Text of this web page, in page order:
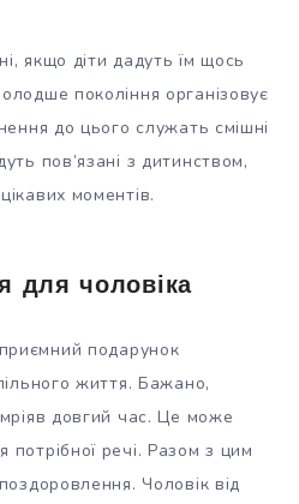
якщо діти дадуть їм щось
покоління організовує
до цього служать смішні
пов’язані з дитинством,
моментів.
для чоловіка
подарунок
життя. Бажано,
довгий час. Це може
речі. Разом з цим
Чоловік від